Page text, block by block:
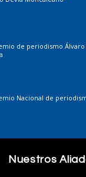
de periodismo
Nacional de
Nuestros